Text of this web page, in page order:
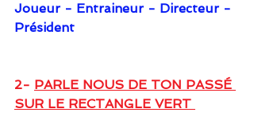
Joueur - Entraineur - Directeur -
Président
2- PARLE NOUS DE TON PASSÉ
SUR LE RECTANGLE VERT